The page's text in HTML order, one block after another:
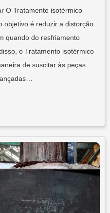
O Tratamento isotérmico
objetivo é reduzir a distorção
quando do resfriamento
o Tratamento isotérmico
de suscitar às peças